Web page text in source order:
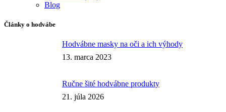
Blog
Články o hodvábe
Hodvábne masky na oči a ich výhody
13. marca 2023
Ručne šité hodvábne produkty
21. júla 2026